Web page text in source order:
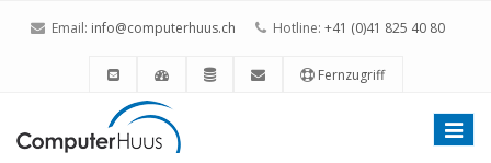
Email: info@computerhuus.ch Hotline: +41 (0)41 825 40 80
Fernzugriff
Toggle